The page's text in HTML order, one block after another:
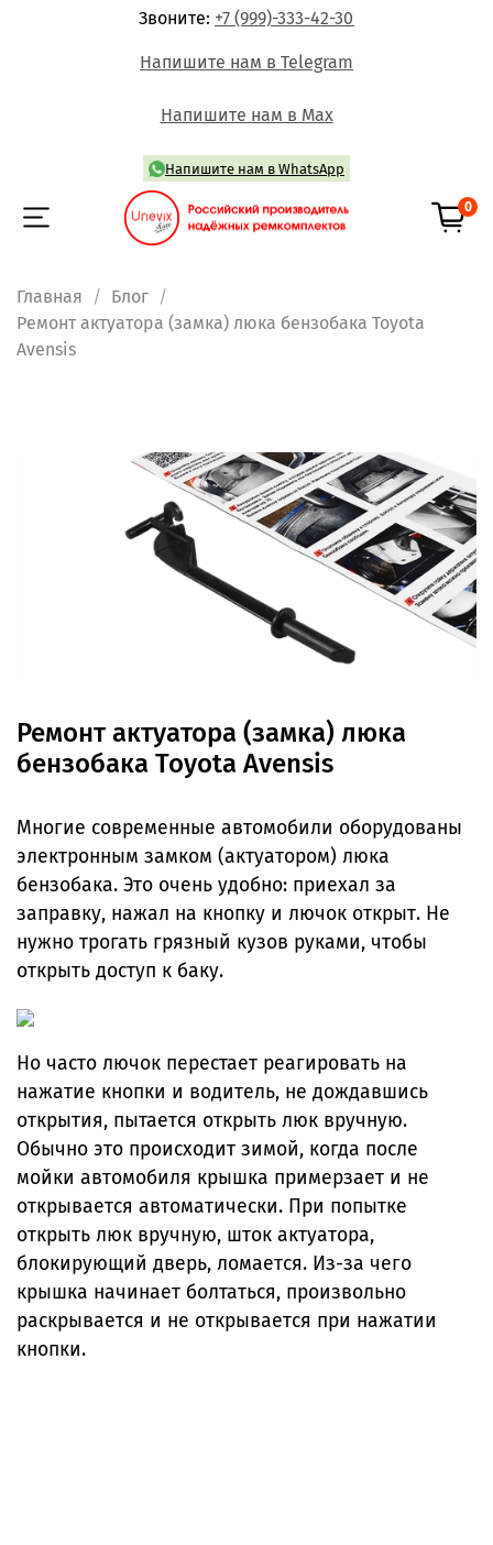
Звоните: +7 (999)-333-42-30
Напишите нам в Telegram
Напишите нам в Max
Напишите нам в WhatsApp
0
Главная
Блог
Ремонт актуатора (замка) люка бензобака Toyota
Avensis
Ремонт актуатора (замка) люка
бензобака Toyota Avensis
Многие современные автомобили оборудованы
электронным замком (актуатором) люка
бензобака. Это очень удобно: приехал за
заправку, нажал на кнопку и лючок открыт. Не
нужно трогать грязный кузов руками, чтобы
открыть доступ к баку.
Но часто лючок перестает реагировать на
нажатие кнопки и водитель, не дождавшись
открытия, пытается открыть люк вручную.
Обычно это происходит зимой, когда после
мойки автомобиля крышка примерзает и не
открывается автоматически. При попытке
открыть люк вручную, шток актуатора,
блокирующий дверь, ломается. Из-за чего
крышка начинает болтаться, произвольно
раскрывается и не открывается при нажатии
кнопки.